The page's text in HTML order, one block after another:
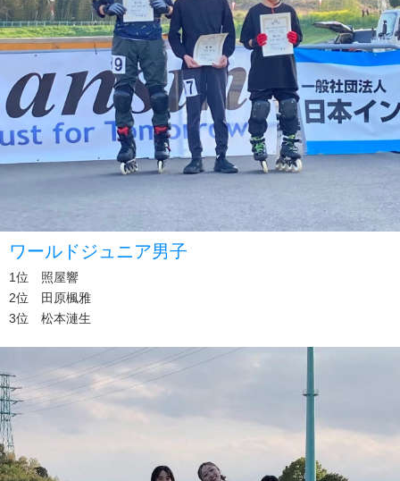
ワールドジュニア男子
1位 照屋響
2位 田原楓雅
3位 松本漣生